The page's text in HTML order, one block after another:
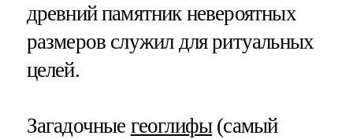
древний памятник невероятных
размеров служил для ритуальных
целей.
Загадочные геоглифы(самый